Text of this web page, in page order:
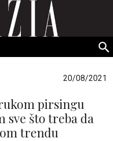
GRAZIA Srbija
20/08/2021
pirsingu
sve što treba da
trendu